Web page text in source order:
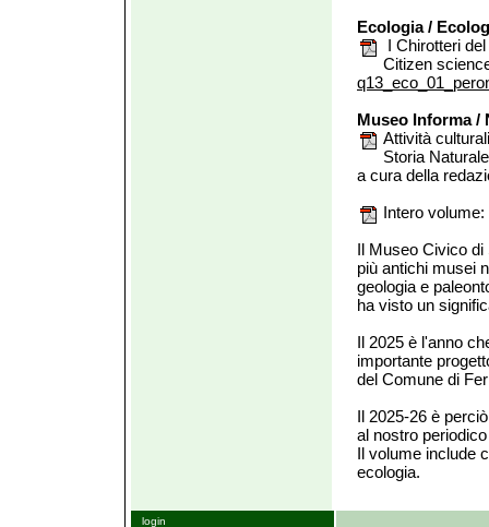
Ecologia /
I Chirotteri
Citizen
Museo Informa /
Attività
Storia
a cura della
Intero volume:
Il Museo Civico di
più antichi musei
geologia e
ha visto un
Il 2025 è l'anno
importante
del Comune di
Il 2025-26 è
al nostro
Il volume include
ecologia.
login